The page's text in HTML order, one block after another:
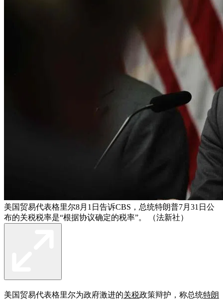
美国贸易代表格里尔8月1日告诉CBS，总统特朗普7月31日公
布的关税税率是“根据协议确定的税率”。 （法新社）
美国贸易代表格里尔为政府激进的关税政策辩护，称总统特朗